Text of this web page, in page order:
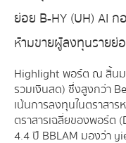
ย่อย B-HY (UH) AI
ห้ามขายผู้ลงทุนรายย่
Highlight พอร์ต ณ สิ้นม
รวมเงินสด) ซึ่งสูงกว่า
เน้นการลงทุนในตราสาร
ตราสารเฉลี่ยของพอร์ต
4.4 ปี BBLAM มองว่า